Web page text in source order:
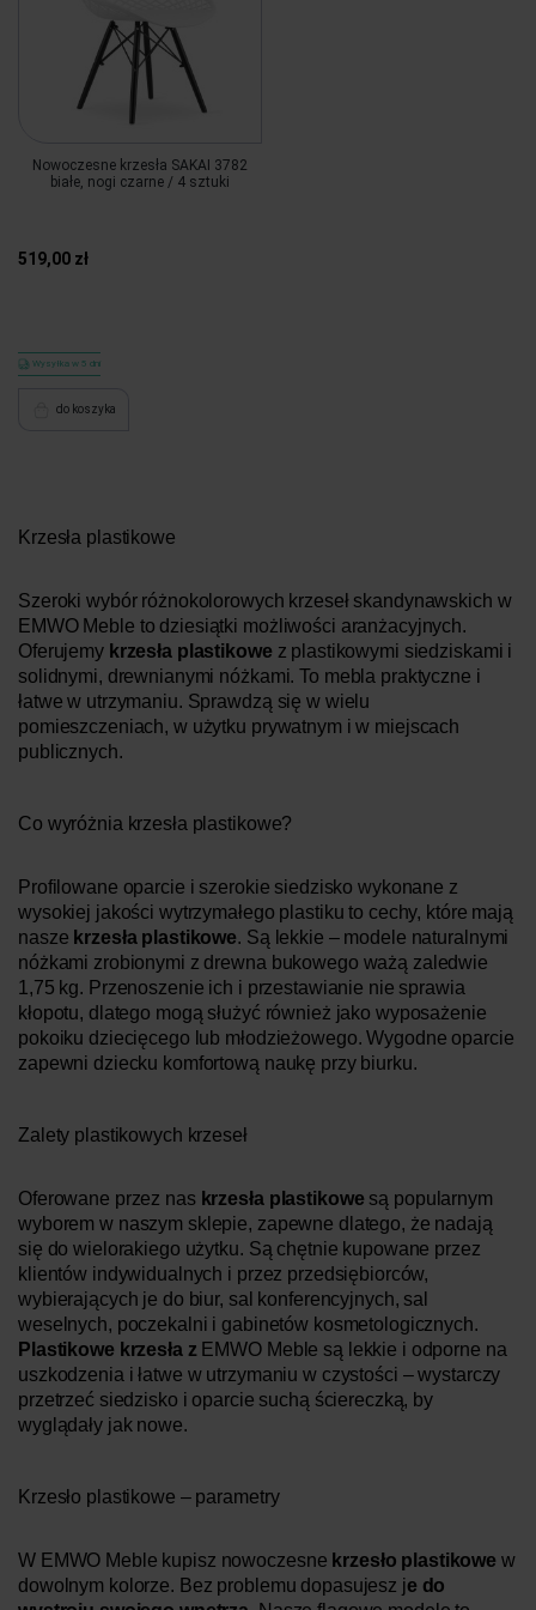
Nowoczesne krzesła SAKAI 3782
białe, nogi czarne / 4 sztuki
519,00 zł
Wysyłka w 5 dni
do koszyka
Krzesła plastikowe
Szeroki wybór różnokolorowych krzeseł skandynawskich w
EMWO Meble to dziesiątki możliwości aranżacyjnych.
Oferujemy krzesła plastikowe z plastikowymi siedziskami i
solidnymi, drewnianymi nóżkami. To mebla praktyczne i
łatwe w utrzymaniu. Sprawdzą się w wielu
pomieszczeniach, w użytku prywatnym i w miejscach
publicznych.
Co wyróżnia krzesła plastikowe?
Profilowane oparcie i szerokie siedzisko wykonane z
wysokiej jakości wytrzymałego plastiku to cechy, które mają
nasze krzesła plastikowe. Są lekkie – modele naturalnymi
nóżkami zrobionymi z drewna bukowego ważą zaledwie
1,75 kg. Przenoszenie ich i przestawianie nie sprawia
kłopotu, dlatego mogą służyć również jako wyposażenie
pokoiku dziecięcego lub młodzieżowego. Wygodne oparcie
zapewni dziecku komfortową naukę przy biurku.
Zalety plastikowych krzeseł
Oferowane przez nas krzesła plastikowe są popularnym
wyborem w naszym sklepie, zapewne dlatego, że nadają
się do wielorakiego użytku. Są chętnie kupowane przez
klientów indywidualnych i przez przedsiębiorców,
wybierających je do biur, sal konferencyjnych, sal
weselnych, poczekalni i gabinetów kosmetologicznych.
Plastikowe krzesła z EMWO Meble są lekkie i odporne na
uszkodzenia i łatwe w utrzymaniu w czystości – wystarczy
przetrzeć siedzisko i oparcie suchą ściereczką, by
wyglądały jak nowe.
Krzesło plastikowe – parametry
W EMWO Meble kupisz nowoczesne krzesło plastikowew
dowolnym kolorze. Bez problemu dopasujesz je do